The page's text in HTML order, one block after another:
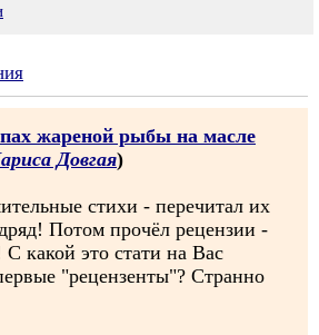
жареной рыбы на масле
Довгая)
стихи - перечитал их
Потом прочёл рецензии -
какой это стати на Вас
"рецензенты"? Странно